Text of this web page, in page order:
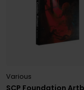
SCP Foundation
Various